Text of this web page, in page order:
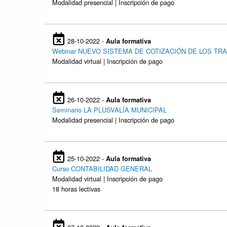
Modalidad presencial | Inscripción de pago
28-10-2022 - Aula formativa
Webinar NUEVO SISTEMA DE COTIZACIÓN DE LOS
Modalidad virtual | Inscripción de pago
26-10-2022 - Aula formativa
Seminario LA PLUSVALÍA MUNICIPAL
Modalidad presencial | Inscripción de pago
25-10-2022 - Aula formativa
Curso CONTABILIDAD GENERAL
Modalidad virtual | Inscripción de pago
18 horas lectivas